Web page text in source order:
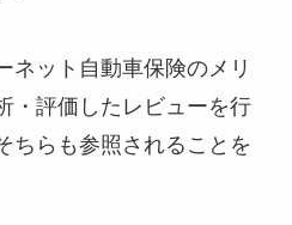
ネット自動車保険のメリ
・評価したレビューを行
ちらも参照されることを